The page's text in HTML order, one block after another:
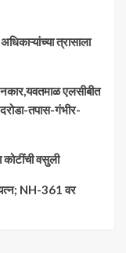
त्रासाला
नकार,यवतमाळ एलसीबीत
तपास-गंभीर-
वसुली
NH-361 वर